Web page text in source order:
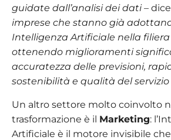
guidate dall’analisi dei dati– dice
imprese che stanno già
Intelligenza Artificiale nella
ottenendo miglioramenti
accuratezza delle previsioni,
sostenibilità e qualità del
Un altro settore molto coinvolto
trasformazione è il Marketing:
Artificiale è il motore invisibile